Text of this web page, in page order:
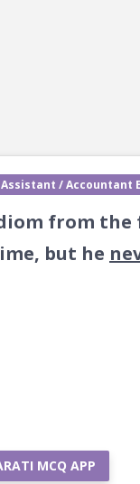
/ Accountant
from
but he
MCQ APP